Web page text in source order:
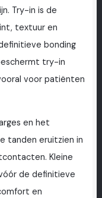
Try-in is de
textuur en
bonding
try-in
voor patiënten
en het
tanden eruitzien in
Kleine
de definitieve
en